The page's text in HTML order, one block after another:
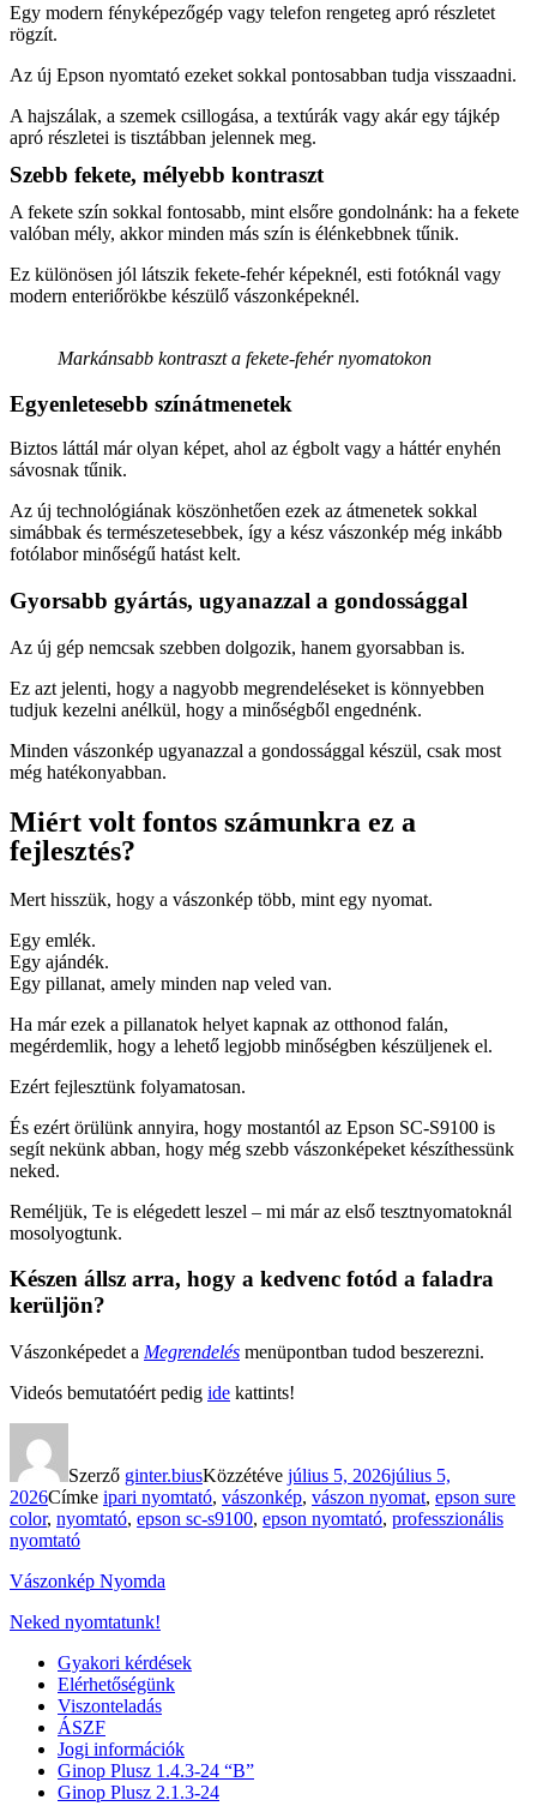
Egy modern fényképezőgép vagy telefon rengeteg apró részletet
rögzít.
Az új Epson nyomtató ezeket sokkal pontosabban tudja visszaadni.
A hajszálak, a szemek csillogása, a textúrák vagy akár egy tájkép
apró részletei is tisztábban jelennek meg.
Szebb fekete, mélyebb kontraszt
A fekete szín sokkal fontosabb, mint elsőre gondolnánk: ha a fekete
valóban mély, akkor minden más szín is élénkebbnek tűnik.
Ez különösen jól látszik fekete-fehér képeknél, esti fotóknál vagy
modern enteriőrökbe készülő vászonképeknél.
Markánsabb kontraszt a fekete-fehér nyomatokon
Egyenletesebb színátmenetek
Biztos láttál már olyan képet, ahol az égbolt vagy a háttér enyhén
sávosnak tűnik.
Az új technológiának köszönhetően ezek az átmenetek sokkal
simábbak és természetesebbek, így a kész vászonkép még inkább
fotólabor minőségű hatást kelt.
Gyorsabb gyártás, ugyanazzal a gondossággal
Az új gép nemcsak szebben dolgozik, hanem gyorsabban is.
Ez azt jelenti, hogy a nagyobb megrendeléseket is könnyebben
tudjuk kezelni anélkül, hogy a minőségből engednénk.
Minden vászonkép ugyanazzal a gondossággal készül, csak most
még hatékonyabban.
Miért volt fontos számunkra ez a
fejlesztés?
Mert hisszük, hogy a vászonkép több, mint egy nyomat.
Egy emlék.
Egy ajándék.
Egy pillanat, amely minden nap veled van.
Ha már ezek a pillanatok helyet kapnak az otthonod falán,
megérdemlik, hogy a lehető legjobb minőségben készüljenek el.
Ezért fejlesztünk folyamatosan.
És ezért örülünk annyira, hogy mostantól az Epson SC-S9100 is
segít nekünk abban, hogy még szebb vászonképeket készíthessünk
neked.
Reméljük, Te is elégedett leszel – mi már az első tesztnyomatoknál
mosolyogtunk.
Készen állsz arra, hogy a kedvenc fotód a faladra
kerüljön?
Vászonképedet a Megrendelés menüpontban tudod beszerezni.
Videós bemutatóért pedig ide kattints!
Szerző ginter.biusKözzétéve július 5, 2026július 5,
2026Címke ipari nyomtató, vászonkép, vászon nyomat, epson sure
color, nyomtató, epson sc-s9100, epson nyomtató, professzionális
nyomtató
Vászonkép Nyomda
Neked nyomtatunk!
Gyakori kérdések
Elérhetőségünk
Viszonteladás
ÁSZF
Jogi információk
Ginop Plusz 1.4.3-24 “B”
Ginop Plusz 2.1.3-24